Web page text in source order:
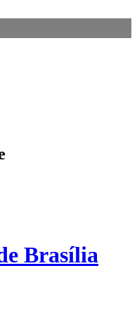
Brasília